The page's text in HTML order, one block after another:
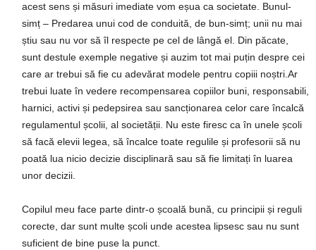
acest sens și măsuri imediate vom eșua ca societate. Bunul-
simț – Predarea unui cod de conduită, de bun-simț; unii nu mai
știu sau nu vor să îl respecte pe cel de lângă el. Din păcate,
sunt destule exemple negative și auzim tot mai puțin despre cei
care ar trebui să fie cu adevărat modele pentru copiii noștri.Ar
trebui luate în vedere recompensarea copiilor buni, responsabili,
harnici, activi și pedepsirea sau sancționarea celor care încalcă
regulamentul școlii, al societății. Nu este firesc ca în unele școli
să facă elevii legea, să încalce toate regulile și profesorii să nu
poată lua nicio decizie disciplinară sau să fie limitați în luarea
unor decizii.
Copilul meu face parte dintr-o școală bună, cu principii și reguli
corecte, dar sunt multe școli unde acestea lipsesc sau nu sunt
suficient de bine puse la punct.